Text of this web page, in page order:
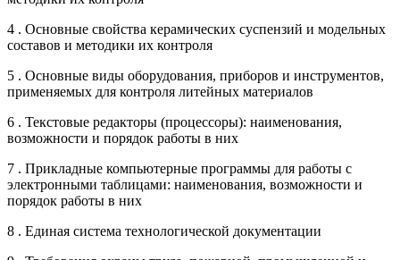
4 . Основные свойства керамических суспензий и модельных
составов и методики их контроля
5 . Основные виды оборудования, приборов и инструментов,
применяемых для контроля литейных материалов
6 . Текстовые редакторы (процессоры): наименования,
возможности и порядок работы в них
7 . Прикладные компьютерные программы для работы с
электронными таблицами: наименования, возможности и
порядок работы в них
8 . Единая система технологической документации